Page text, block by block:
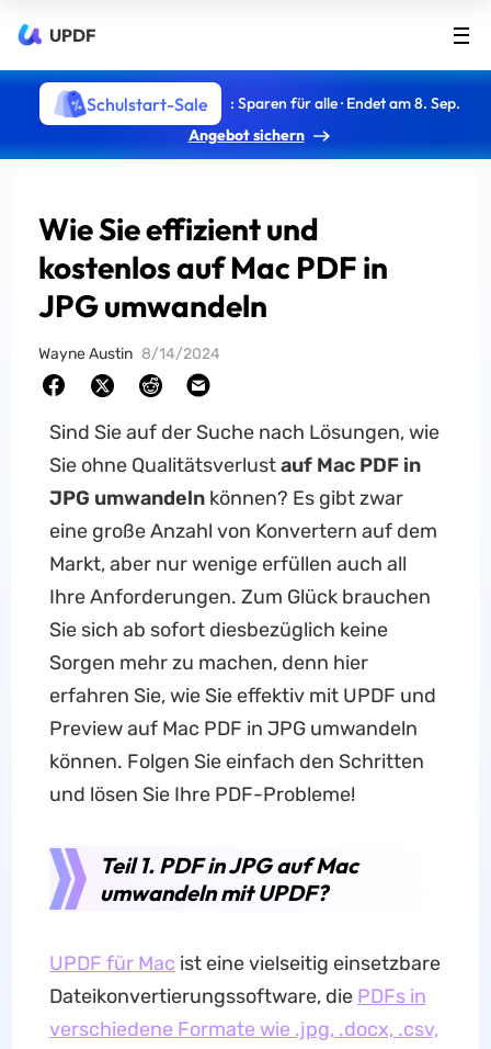
UPDF
Schulstart-Sale
: Sparen für alle · Endet am 8. Sep.
Angebot sichern
Wie Sie effizient und
kostenlos auf Mac PDF in
JPG umwandeln
Wayne Austin 8/14/2024
Sind Sie auf der Suche nach Lösungen, wie
Sie ohne Qualitätsverlustauf Mac PDF in
JPG umwandelnkönnen? Es gibt zwar
eine große Anzahl von Konvertern auf dem
Markt, aber nur wenige erfüllen auch all
Ihre Anforderungen. Zum Glück brauchen
Sie sich ab sofort diesbezüglich keine
Sorgen mehr zu machen, denn hier
erfahren Sie, wie Sie effektiv mit UPDF und
Preview auf Mac PDF in JPG umwandeln
können. Folgen Sie einfach den Schritten
und lösen Sie Ihre PDF-Probleme!
Teil 1. PDF in JPG auf Mac
umwandeln mit UPDF?
UPDF für Mac ist eine vielseitig einsetzbare
Dateikonvertierungssoftware, die PDFs in
verschiedene Formate wie .jpg, .docx, .csv,